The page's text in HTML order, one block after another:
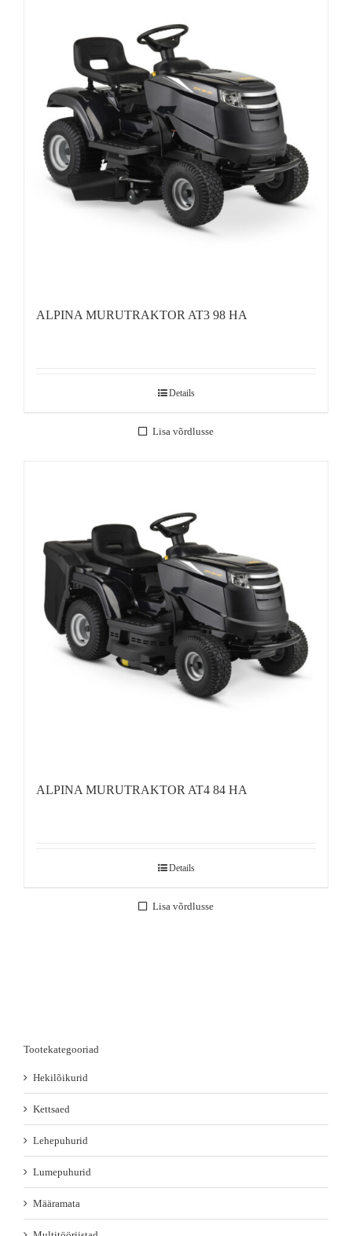
ALPINA MURUTRAKTOR AT3 98 HA
Details
Lisa võrdlusse
ALPINA MURUTRAKTOR AT4 84 HA
Details
Lisa võrdlusse
Tootekategooriad
Hekilõikurid
Kettsaed
Lehepuhurid
Lumepuhurid
Määramata